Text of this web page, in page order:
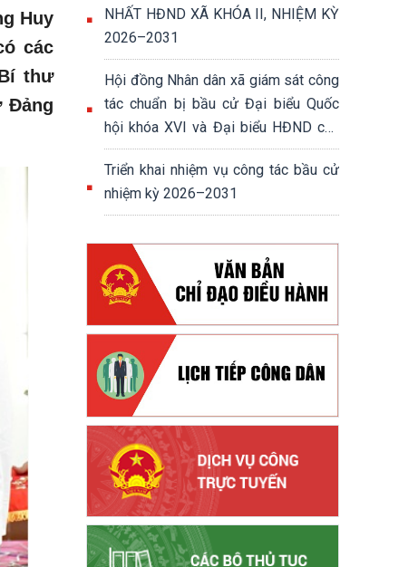
Huy
các
thư
Đảng
NHẤT HĐND XÃ KHÓA II, NHIỆM KỲ
2026–2031
Hội đồng Nhân dân xã giám sát công
tác chuẩn bị bầu cử Đại biểu Quốc
hội khóa XVI và Đại biểu HĐND các
cấp nhiệm kỳ 2026-2031
Triển khai nhiệm vụ công tác bầu cử
nhiệm kỳ 2026–2031